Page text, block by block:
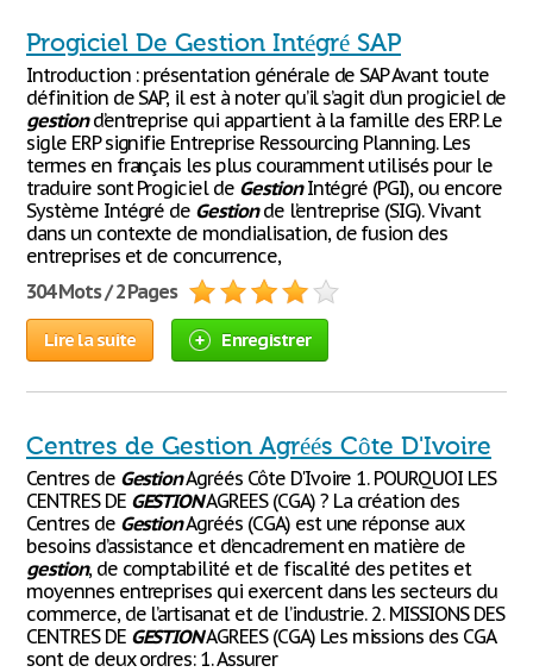
Progiciel De Gestion Intégré SAP
Introduction : présentation générale de SAP Avant toute
définition de SAP, il est à noter qu’il s’agit d’un progiciel de
gestiond’entreprise qui appartient à la famille des ERP. Le
sigle ERP signifie Entreprise Ressourcing Planning. Les
termes en français les plus couramment utilisés pour le
traduire sont Progiciel de GestionIntégré (PGI), ou encore
Système Intégré de Gestionde l’entreprise (SIG). Vivant
dans un contexte de mondialisation, de fusion des
entreprises et de concurrence,
304 Mots / 2 Pages
Lire la suite Enregistrer
Centres de Gestion Agréés Côte D'Ivoire
Centres de GestionAgréés Côte D'Ivoire 1. POURQUOI LES
CENTRES DE GESTIONAGREES (CGA) ? La création des
Centres de GestionAgréés (CGA) est une réponse aux
besoins d’assistance et d’encadrement en matière de
gestion, de comptabilité et de fiscalité des petites et
moyennes entreprises qui exercent dans les secteurs du
commerce, de l’artisanat et de l’industrie. 2. MISSIONS DES
CENTRES DE GESTIONAGREES (CGA) Les missions des CGA
sont de deux ordres: 1. Assurer